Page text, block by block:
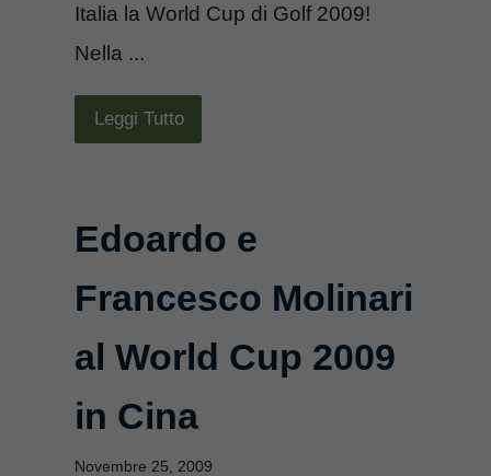
Italia la World Cup di Golf 2009!
Nella ...
Leggi Tutto
Edoardo e
Francesco Molinari
al World Cup 2009
in Cina
Novembre 25, 2009